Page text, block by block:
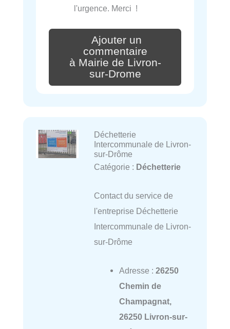
l'urgence. Merci !
Ajouter un
commentaire
à Mairie de Livron-
sur-Drome
Déchetterie
Intercommunale de Livron-
sur-Drôme
Catégorie : Déchetterie
Contact du service de
l'entreprise Déchetterie
Intercommunale de Livron-
sur-Drôme
Adresse : 26250
Chemin de
Champagnat,
26250 Livron-sur-